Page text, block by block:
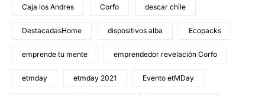
Caja los Andres Corfo descar chile
DestacadasHome dispositivos alba Ecopacks
emprende tu mente emprendedor revelación Corfo
etmday etmday 2021 Evento etMDay